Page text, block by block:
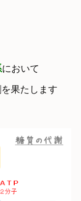
において
果たします